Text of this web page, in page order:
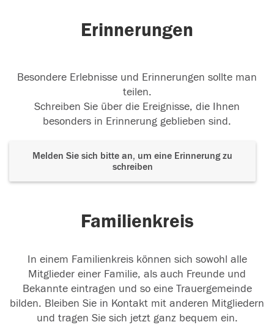
Erinnerungen
Besondere Erlebnisse und Erinnerungen sollte man
teilen.
Schreiben Sie über die Ereignisse, die Ihnen
besonders in Erinnerung geblieben sind.
Melden Sie sich bitte an, um eine Erinnerung zu
schreiben
Familienkreis
In einem Familienkreis können sich sowohl alle
Mitglieder einer Familie, als auch Freunde und
Bekannte eintragen und so eine Trauergemeinde
bilden. Bleiben Sie in Kontakt mit anderen Mitgliedern
und tragen Sie sich jetzt ganz bequem ein.